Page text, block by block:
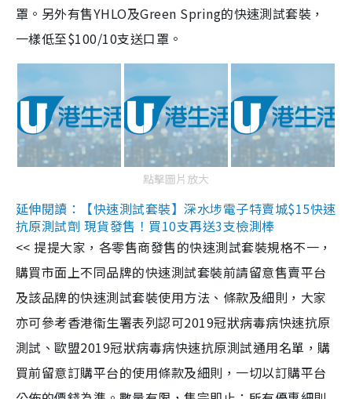
罩。另外有售YHLO及Green Spring的快速測試套裝，
一樣低至$100/10支送口罩。
點擊圖片放大
延伸閱讀：【快速測試套裝】深水埗電子特賣城$15快速
抗原測試劑 現貨發售！買10支再送3支檢測棒
<< 提提大家，各零售商發售的快速測試套裝規格不一，
購買市面上不同品牌的快速測試套裝前請留意售賣平台
及該品牌的快速測試套裝使用方法、條款及細則，大家
亦可參考香港衞生署表列認可2019冠狀病毒病快速抗原
測試、歐盟2019冠狀病毒病快速抗原測試通用名單，購
買前留意訂購平台的使用條款及細則，一切以訂購平台